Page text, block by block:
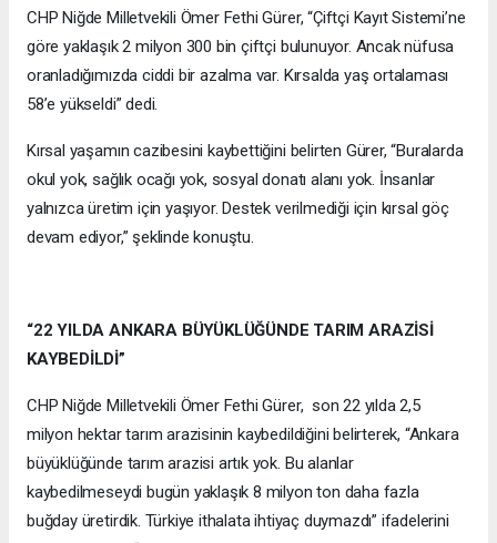
CHP Niğde Milletvekili Ömer Fethi Gürer, “Çiftçi Kayıt Sistemi’ne
göre yaklaşık 2 milyon 300 bin çiftçi bulunuyor. Ancak nüfusa
oranladığımızda ciddi bir azalma var. Kırsalda yaş ortalaması
58’e yükseldi” dedi.
Kırsal yaşamın cazibesini kaybettiğini belirten Gürer, “Buralarda
okul yok, sağlık ocağı yok, sosyal donatı alanı yok. İnsanlar
yalnızca üretim için yaşıyor. Destek verilmediği için kırsal göç
devam ediyor,” şeklinde konuştu.
“22 YILDA ANKARA BÜYÜKLÜĞÜNDE TARIM ARAZİSİ
KAYBEDİLDİ”
CHP Niğde Milletvekili Ömer Fethi Gürer, son 22 yılda 2,5
milyon hektar tarım arazisinin kaybedildiğini belirterek, “Ankara
büyüklüğünde tarım arazisi artık yok. Bu alanlar
kaybedilmeseydi bugün yaklaşık 8 milyon ton daha fazla
buğday üretirdik. Türkiye ithalata ihtiyaç duymazdı” ifadelerini